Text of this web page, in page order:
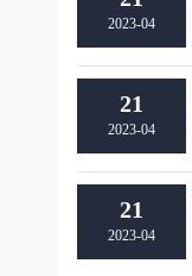
2023-04
21
2023-04
21
2023-04